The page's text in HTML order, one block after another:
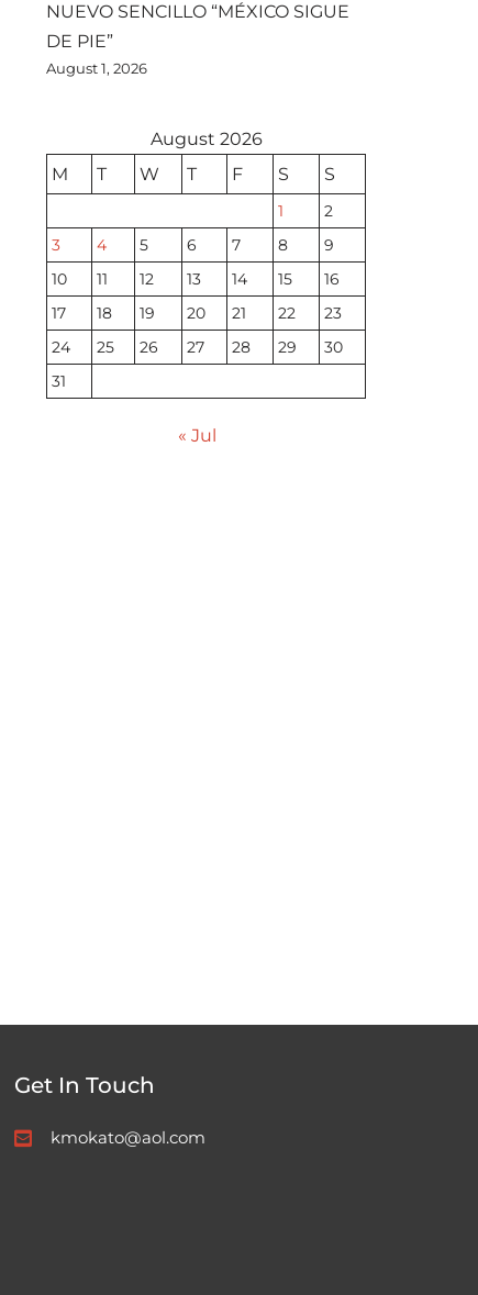
NUEVO SENCILLO “MÉXICO SIGUE
DE PIE”
August 1, 2026
August 2026
M
T W T F S S
1
2
3
4 5 6 7 8
9
10
11 12 13 14 15
16
17
18 19 20 21 22
23
24
25 26 27 28 29
30
31
« Jul
Get In Touch
kmokato@aol.com